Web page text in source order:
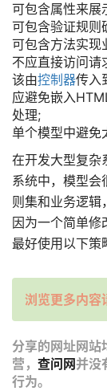
可包含属性来展
可包含验证规则
可包含方法实现
不应直接访问请
该由控制器传入
应避免嵌入
处理;
单个模型中避免
在开发大型复杂
系统中，模型会
则集和业务逻辑
因为一个简单修
最好使用以下策
浏览更多内容
分享的网址网站
营， 查问网并没
行为。